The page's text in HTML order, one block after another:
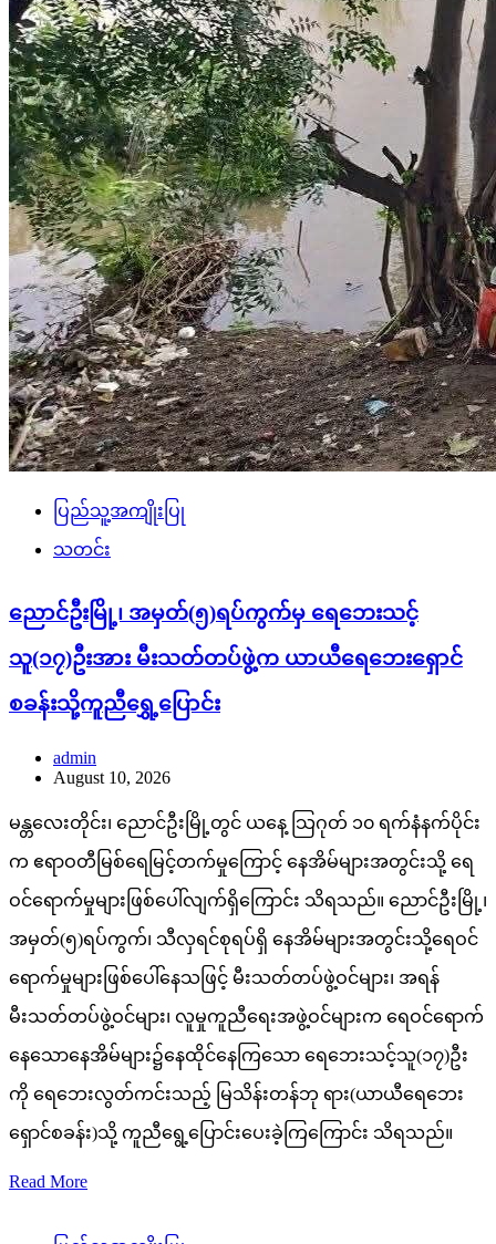
ပြည်သူ့အကျိုးပြု
သတင်း
ညောင်ဦးမြို့၊ အမှတ်(၅)ရပ်ကွက်မှ ရေဘေးသင့်
သူ(၁၇)ဦးအား မီးသတ်တပ်ဖွဲ့က ယာယီရေဘေးရှောင်
စခန်းသို့ကူညီရွှေ့ပြောင်း
admin
August 10, 2026
မန္တလေးတိုင်း၊ ညောင်ဦးမြို့တွင် ယနေ့ သြဂုတ် ၁၀ ရက်နံနက်ပိုင်း
က ဧရာဝတီမြစ်ရေမြင့်တက်မှုကြောင့် နေအိမ်များအတွင်းသို့ ရေ
ဝင်ရောက်မှုများဖြစ်ပေါ်လျက်ရှိကြောင်း သိရသည်။ ညောင်ဦးမြို့၊
အမှတ်(၅)ရပ်ကွက်၊ သီလှရင်စုရပ်ရှိ နေအိမ်များအတွင်းသို့ရေဝင်
ရောက်မှုများဖြစ်ပေါ်နေသဖြင့် မီးသတ်တပ်ဖွဲ့ဝင်များ၊ အရန်
မီးသတ်တပ်ဖွဲ့ဝင်များ၊ လူမှုကူညီရေးအဖွဲ့ဝင်များက ရေဝင်ရောက်
နေသောနေအိမ်များ၌နေထိုင်နေကြသော ရေဘေးသင့်သူ(၁၇)ဦး
ကို ရေဘေးလွတ်ကင်းသည့် မြသိန်းတန်ဘု ရား(ယာယီရေဘေး
ရှောင်စခန်း)သို့ ကူညီရွေ့ပြောင်းပေးခဲ့ကြကြောင်း သိရသည်။
Read More